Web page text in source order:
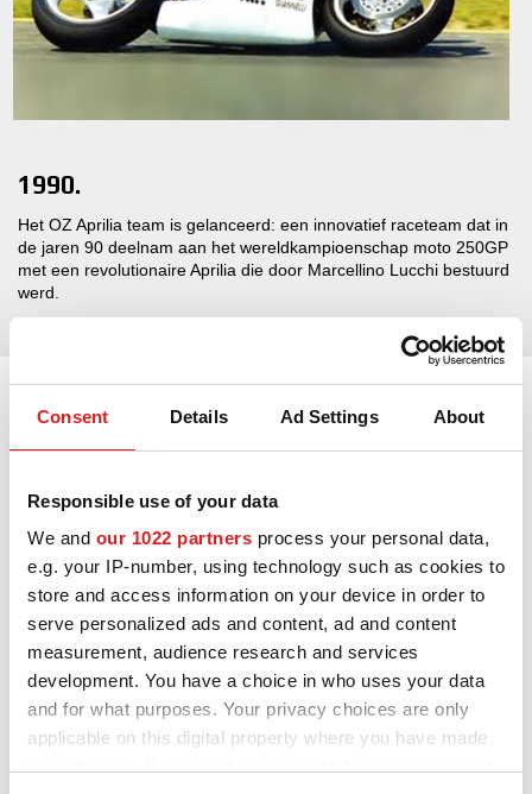
Consent Details Ad Settings About
Responsible use of your data
We and our 1022 partners process your personal data,
e.g. your IP-number, using technology such as cookies to
store and access information on your device in order to
serve personalized ads and content, ad and content
measurement, audience research and services
development. You have a choice in who uses your data
and for what purposes. Your privacy choices are only
applicable on this digital property where you have made
1990.
Het OZ Aprilia team is gelanceerd: een innovatief raceteam dat in
de jaren 90 deelnam aan het wereldkampioenschap moto 250GP
met een revolutionaire Aprilia die door Marcellino Lucchi bestuurd
werd.